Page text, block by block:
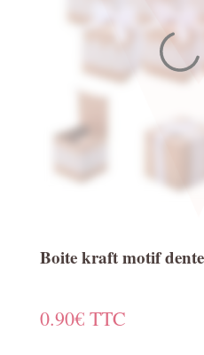
Boite kraft motif
0.90€ TTC